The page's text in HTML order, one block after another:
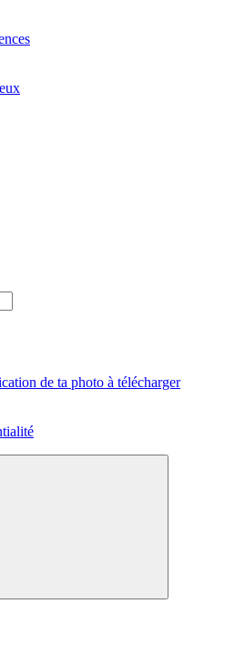
de ta photo à télécharger